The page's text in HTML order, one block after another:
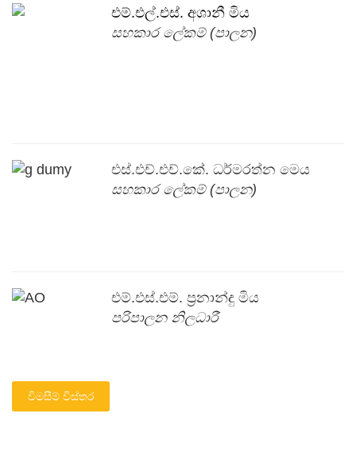
එම්.එල්.එස්. අශානී මිය
සහකාර ලේකම් (පාලන)
එස්.එච්.එච්.කේ. ධර්මරත්න මෙය
සහකාර ලේකම් (පාලන)
එම්.එස්.එම්. ප්‍රනාන්දු මිය
පරිපාලන නිලධාරී
විමසීම් විස්තර